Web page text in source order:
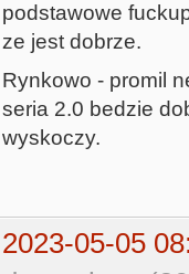
podstawowe
ze jest dobrze.
Rynkowo - promil
seria 2.0 bedzie
wyskoczy.
2023-05-05